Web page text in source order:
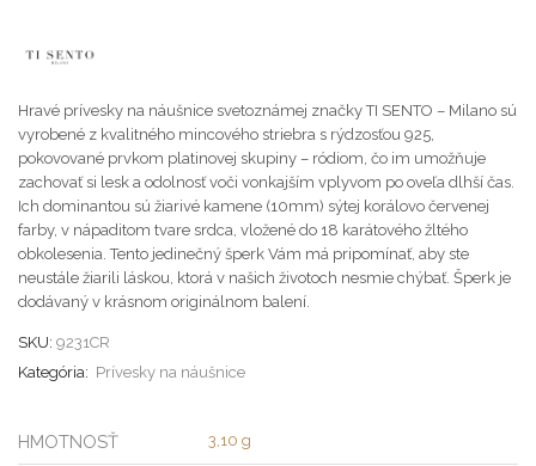
Hravé prívesky na náušnice svetoznámej značky TI SENTO – Milano sú
vyrobené z kvalitného mincového striebra s rýdzosťou 925,
pokovované prvkom platinovej skupiny – ródiom, čo im umožňuje
zachovať si lesk a odolnosť voči vonkajším vplyvom po oveľa dlhší čas.
Ich dominantou sú žiarivé kamene (10mm) sýtej korálovo červenej
farby, v nápaditom tvare srdca, vložené do 18 karátového žltého
obkolesenia. Tento jedinečný šperk Vám má pripomínať, aby ste
neustále žiarili láskou, ktorá v našich životoch nesmie chýbať. Šperk je
dodávaný v krásnom originálnom balení.
SKU: 9231CR
Kategória: Prívesky na náušnice
HMOTNOSŤ 3,10 g